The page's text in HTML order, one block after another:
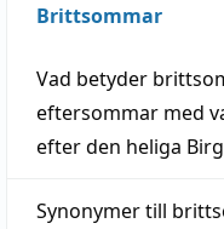
Brittsommar
Vad betyder
eftersommar med
efter den heliga
Synonymer till